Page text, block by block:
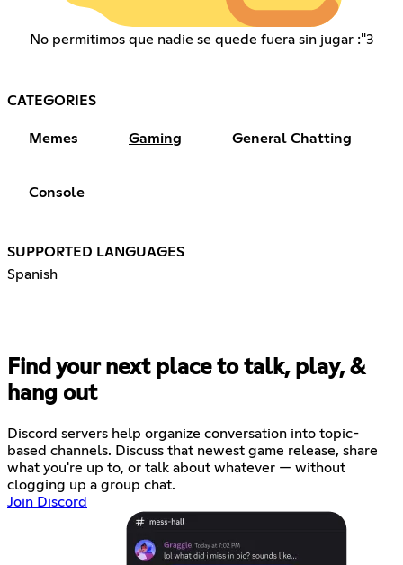
No permitimos que nadie se quede fuera sin jugar :"3
CATEGORIES
Memes Gaming General Chatting
Console
SUPPORTED LANGUAGES
Spanish
Find your next place to talk, play, &
hang out
Discord servers help organize conversation into topic-
based channels. Discuss that newest game release, share
what you're up to, or talk about whatever — without
clogging up a group chat.
Join Discord